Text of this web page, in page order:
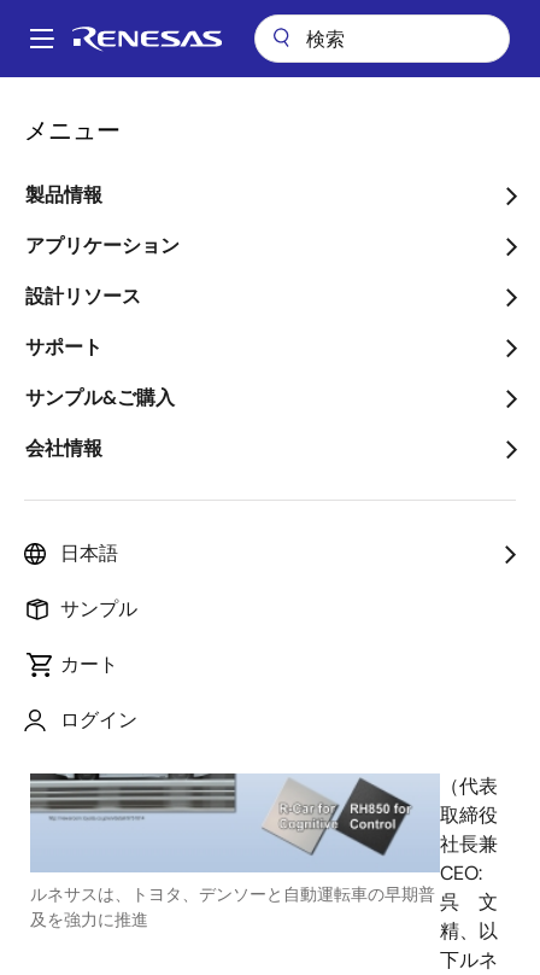
ン
Main
メニュー
製品情報
アプリケーション
設計リソース
サポート
サンプル&ご購入
会社情報
日本語
サンプル
カート
ログイン
パ
ン
く
ず
ルネサスは、トヨタ、デンソーと自動運転車の早期普及を強力に推進
ルネサスは、トヨタ、デン
ソーと自動運転車の早期普
及を強力に推進
～トヨタが2020年に実用化を目指す自
動運転車に、ルネサスの「R-Car」SoC
と「RH850」マイコンが採用～
2017年10月31日
ルネサスは、トヨタ、デンソーと自動運転車の早期普
及を強力に推進
（代表
取締役
社長兼
CEO:
呉 文
精、以
下ルネ